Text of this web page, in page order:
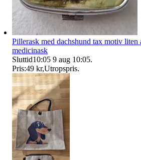
Pillerask med dachshund tax motiv liten
medicinask
Sluttid10:05 9 aug 10:05.
Pris:49 kr,Utropspris.